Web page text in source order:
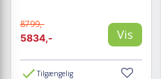
8799,-
5834,-
Vis
Tilgængelig